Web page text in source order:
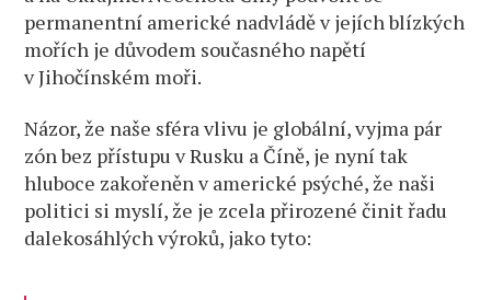
permanentní americké nadvládě v jejích blízkých
mořích je důvodem současného napětí
v Jihočínském moři.
Názor, že naše sféra vlivu je globální, vyjma pár
zón bez přístupu v Rusku a Číně, je nyní tak
hluboce zakořeněn v americké psýché, že naši
politici si myslí, že je zcela přirozené činit řadu
dalekosáhlých výroků, jako tyto: